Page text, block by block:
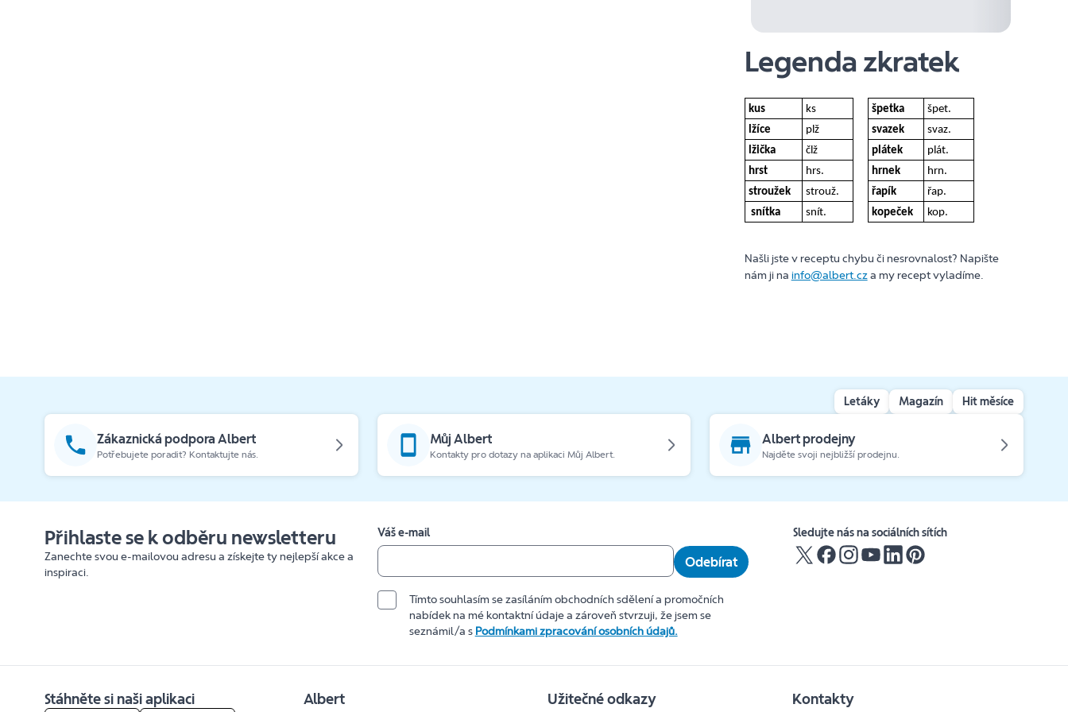
Legenda zkratek
kus ks špetka
špet.
lžíce
plž svazek
svaz.
lžička
člž plátek
plát.
hrst
hrs. hrnek
hrn.
stroužek
strouž. řapík
řap.
snítka
snít. kopeček kop.
Našli jste v receptu chybu či nesrovnalost? Napište
nám ji na info@albert.cza my recept vyladíme.
Letáky Magazín Hit měsíce
Zákaznická podpora Albert
Potřebujete poradit? Kontaktujte nás.
Můj Albert
Kontakty pro dotazy na aplikaci Můj Albert.
Albert prodejny
Najděte svoji nejbližší prodejnu.
Přihlaste se k odběru newsletteru
Zanechte svou e-mailovou adresu a získejte ty nejlepší akce a
inspiraci.
Váš e-mail
Odebírat
Tímto souhlasím se zasíláním obchodních sdělení a promočních
nabídek na mé kontaktní údaje a zároveň stvrzuji, že jsem se
seznámil/a s Podmínkami zpracování osobních údajů.
Sledujte nás na sociálních sítích
Stáhněte si naši aplikaci Albert Užitečné odkazy Kontakty